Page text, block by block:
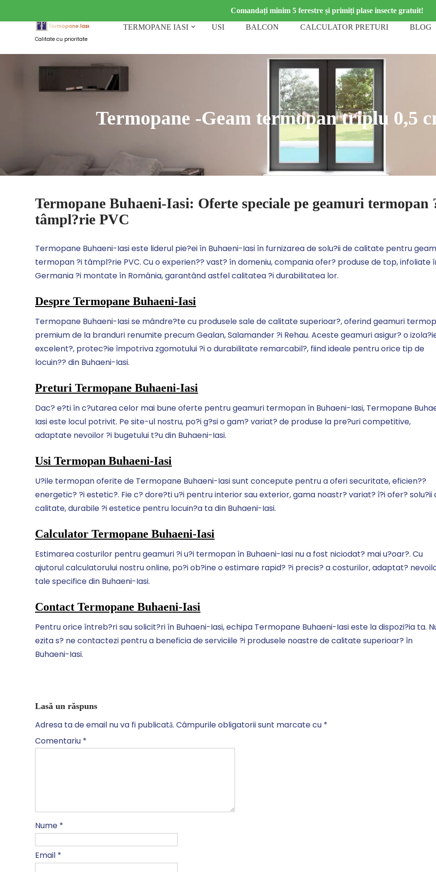
Comandați minim 5 ferestre și primiți plase insecte gratuit!
Calitate cu prioritate
TERMOPANE IASI USI BALCON CALCULATOR PRETURI BLOG
Termopane -Geam termopan triplu 0,5
Termopane Buhaeni-Iasi: Oferte speciale pe geamuri termopan
tâmpl?rie PVC
Termopane Buhaeni-Iasi este liderul pie?ei în Buhaeni-Iasi în furnizarea de solu?ii de calitate pentru
termopan ?i tâmpl?rie PVC. Cu o experien?? vast? în domeniu, compania ofer? produse de top, infoliate
Germania ?i montate în România, garantând astfel calitatea ?i durabilitatea lor.
Despre Termopane Buhaeni-Iasi
Termopane Buhaeni-Iasi se mândre?te cu produsele sale de calitate superioar?, oferind geamuri
premium de la branduri renumite precum Gealan, Salamander ?i Rehau. Aceste geamuri asigur? o
excelent?, protec?ie împotriva zgomotului ?i o durabilitate remarcabil?, fiind ideale pentru orice tip de
locuin?? din Buhaeni-Iasi.
Preturi Termopane Buhaeni-Iasi
Dac? e?ti în c?utarea celor mai bune oferte pentru geamuri termopan în Buhaeni-Iasi, Termopane
Iasi este locul potrivit. Pe site-ul nostru, po?i g?si o gam? variat? de produse la pre?uri competitive,
adaptate nevoilor ?i bugetului t?u din Buhaeni-Iasi.
Usi Termopan Buhaeni-Iasi
U?ile termopan oferite de Termopane Buhaeni-Iasi sunt concepute pentru a oferi securitate, eficien??
energetic? ?i estetic?. Fie c? dore?ti u?i pentru interior sau exterior, gama noastr? variat? î?i ofer? solu?ii
calitate, durabile ?i estetice pentru locuin?a ta din Buhaeni-Iasi.
Calculator Termopane Buhaeni-Iasi
Estimarea costurilor pentru geamuri ?i u?i termopan în Buhaeni-Iasi nu a fost niciodat? mai u?oar?. Cu
ajutorul calculatorului nostru online, po?i ob?ine o estimare rapid? ?i precis? a costurilor, adaptat?
tale specifice din Buhaeni-Iasi.
Contact Termopane Buhaeni-Iasi
Pentru orice întreb?ri sau solicit?ri în Buhaeni-Iasi, echipa Termopane Buhaeni-Iasi este la dispozi?ia ta.
ezita s? ne contactezi pentru a beneficia de serviciile ?i produsele noastre de calitate superioar? în
Buhaeni-Iasi.
Lasă un răspuns
Adresa ta de email nu va fi publicată. Câmpurile obligatorii sunt marcate cu *
Comentariu *
Nume *
Email *
Ne poți trimite un mesaj, sau poți lăsa numărul
tău de telefon pentru a fi contactat!
Închide